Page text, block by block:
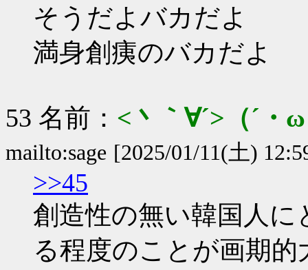
そうだよバカだよ
満身創痍のバカだよ
53 名前： <丶｀∀´>（´
mailto:sage [2025/01/11(土)
>>45
創造性の無い韓国人
る程度のことが画期